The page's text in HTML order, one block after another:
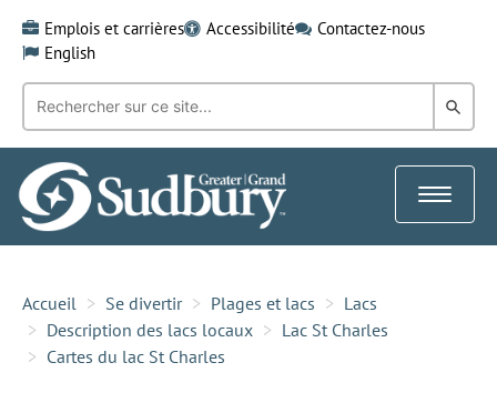
content
Emplois et carrières Accessibilité
Contactez-nous
English
Recherche
mot-
clé:
dans
Toggle
Accueil Se divertir Plages et lacs
Lacs
Description des lacs locaux
Lac St Charles
Cartes du lac St Charles